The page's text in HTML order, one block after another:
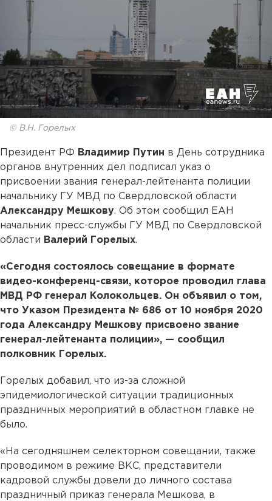
© В.Н. Горелых
Президент РФ Владимир Путин в День сотрудника
органов внутренних дел подписал указ о
присвоении звания генерал-лейтенанта полиции
начальнику ГУ МВД по Свердловской области
Александру Мешкову. Об этом сообщил ЕАН
начальник пресс-службы ГУ МВД по Свердловской
области Валерий Горелых.
«Сегодня состоялось совещание в формате
видео-конференц-связи, которое проводил глава
МВД РФ генерал Колокольцев. Он объявил о том,
что Указом Президента № 686 от 10 ноября 2020
года Александру Мешкову присвоено звание
генерал-лейтенанта полиции», — сообщил
полковник Горелых.
Горелых добавил, что из-за сложной
эпидемиологической ситуации традиционных
праздничных мероприятий в областном главке не
было.
«На сегодняшнем селекторном совещании, также
проводимом в режиме ВКС, представители
кадровой службы довели до личного состава
праздничный приказ генерала Мешкова, в